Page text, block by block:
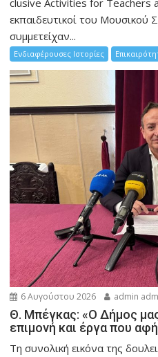
clusive Activities for Teachers
εκπαιδευτικοί του Μουσικού
συμμετείχαν...
Ενδιαφέρουσες Ιστορίες
6 Αυγούστου 2026 admin
Θ. Μπέγκας: «Ο Δήμος
επιμονή και έργα που
Τη συνολική εικόνα της